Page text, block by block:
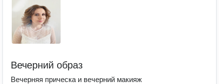
Вечерний образ
Вечерняя прическа и вечерний макияж